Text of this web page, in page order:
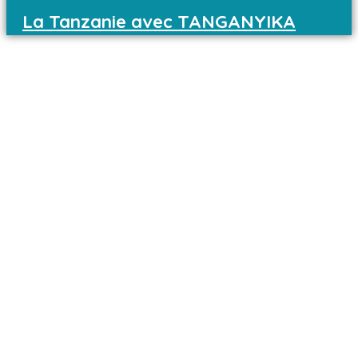
La Tanzanie avec TANGANYIKA